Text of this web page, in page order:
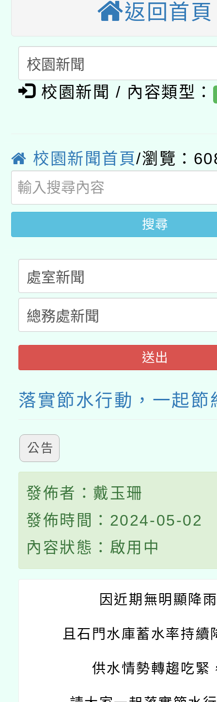
暨閱讀推動專業研習
科技賦能─人工智慧
礎課程
A3數位素養講師名單
「數位內容與教學軟體
pilot」
有關大陸委員會函釋公
用水績優單位及節水達
動」
桃園市孔廟祈福系列
開 智慧啟航」
2026年桃園地景藝術
返回首頁
校園新聞 / 內容類型：
校園新聞首頁/瀏覽：
搜尋
送出
落實節水行動，一起節
公告
發佈者：戴玉珊
發佈時間：2024-05-02
內容狀態：啟用中
因近期無明顯降
且石門水庫蓄水率持續
供水情勢轉趨吃緊